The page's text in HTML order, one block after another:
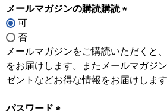
メールマガジンの購読購読
可
否
メールマガジンをご購読いただくと
をお届けします。またメールマガジ
ゼントなどお得な情報をお届けします
パスワード